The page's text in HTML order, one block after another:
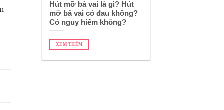
Hút mỡ bả vai là gì? Hút
mỡ bả vai có đau không?
Có nguy hiểm không?
XEM THÊM